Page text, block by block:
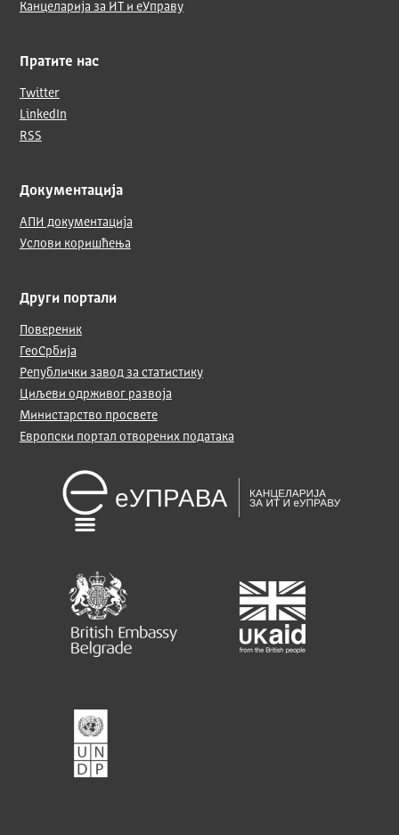
Канцеларија за ИТ и еУправу
Пратите нас
Twitter
LinkedIn
RSS
Документација
АПИ документација
Услови коришћења
Други портали
Повереник
ГеоСрбија
Републички завод за статистику
Циљеви одрживог развоја
Министарство просвете
Европски портал отворених података